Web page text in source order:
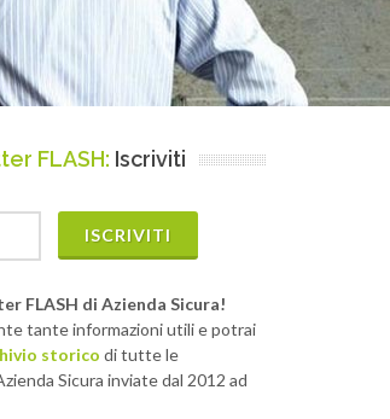
FLASH: Iscriviti
ISCRIVITI
FLASH di Azienda Sicura!
tante informazioni utili e potrai
storico di tutte le
Sicura inviate dal 2012 ad